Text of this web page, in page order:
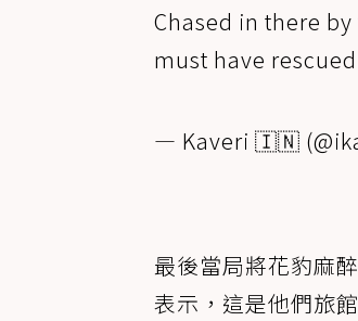
Chased in there
must have
— Kaveri 🇮🇳
最後當局將花豹麻
表示，這是他們旅